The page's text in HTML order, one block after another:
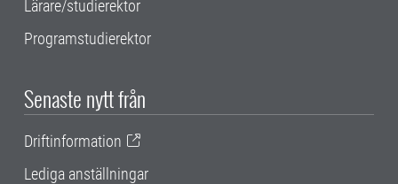
Lärare/studierektor
Programstudierektor
Senaste nytt från
Driftinformation
Lediga anställningar